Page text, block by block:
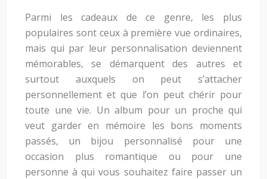
Parmi les cadeaux de ce genre, les plus
populaires sont ceux à première vue ordinaires,
mais qui par leur personnalisation deviennent
mémorables, se démarquent des autres et
surtout auxquels on peut s’attacher
personnellement et que l’on peut chérir pour
toute une vie. Un album pour un proche qui
veut garder en mémoire les bons moments
passés, un bijou personnalisé pour une
occasion plus romantique ou pour une
personne à qui vous souhaitez faire passer un